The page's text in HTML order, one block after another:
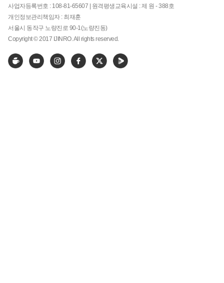
사업자등록번호 : 108-81-65607 | 원격평생교육시설 : 제 원 - 388호
개인정보관리책임자 : 최재훈
서울시 동작구 노량진로 90-1(노량진동)
Copyright © 2017 IJINRO. All rights reserved.